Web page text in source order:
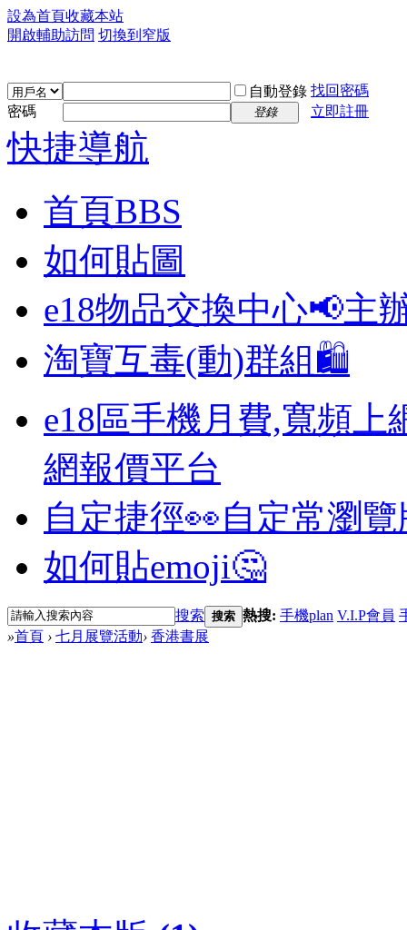
設為首頁收藏本站
開啟輔助訪問 切換到窄版
自動登錄 找回密碼
密碼
登錄 立即註冊
快捷導航
首頁BBS
如何貼圖
e18物品交換中心📢主
淘寶互毒(動)群組🛍️
e18區手機月費,寬頻上
網報價平台
自定捷徑👀自定常瀏
如何貼emoji🤔
搜索 搜索 熱搜: 手機plan V.I.P會員
»首頁 › 七月展覽活動› 香港書展